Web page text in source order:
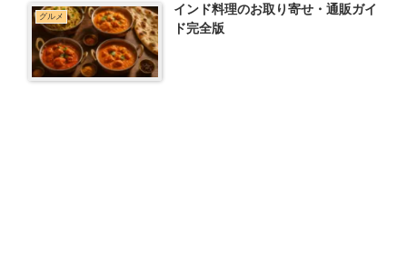
グルメ
インド料理のお取り寄せ・通販ガイ
ド完全版